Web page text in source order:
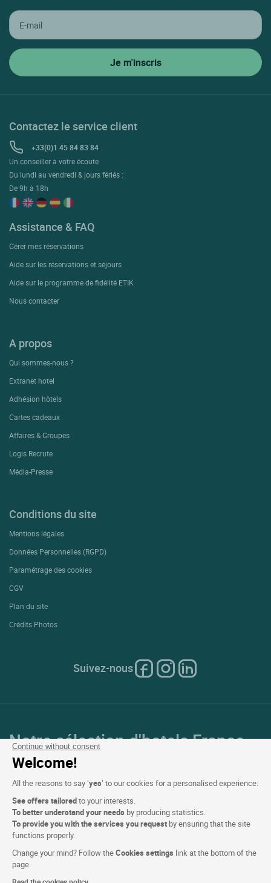
Continue without consent
Welcome!
All the reasons to say ‘yes’ to our cookies for a personalised experience:
See offers tailoredto your interests.
To better understand your needs by producing statistics.
To provide you with the services you request by ensuring that the site
functions properly.
Change your mind? Follow theCookies settings link at the bottom of the
page.
Contactez le service client
+33(0)1 45 84 83 84
Un conseiller à votre écoute
Du lundi au vendredi & jours fériés :
De 9h à 18h
Assistance & FAQ
Gérer mes réservations
Aide sur les réservations et séjours
Aide sur le programme de fidélité ETIK
Nous contacter
A propos
Qui sommes-nous ?
Extranet hotel
Adhésion hôtels
Cartes cadeaux
Affaires & Groupes
Logis Recrute
Média-Presse
Conditions du site
Mentions légales
Données Personnelles (RGPD)
Paramétrage des cookies
CGV
Plan du site
Crédits Photos
Suivez-nous
Notre sélection d'hotels France
et en Europe
Top Pays
Top Régions
Top Villes
Top Hotels